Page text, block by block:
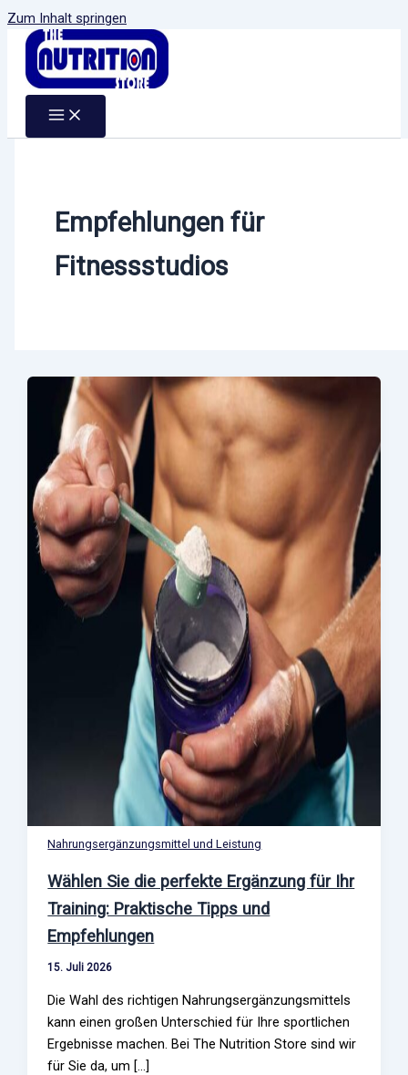
Zum Inhalt springen
Empfehlungen für
Fitnessstudios
Nahrungsergänzungsmittel und Leistung
Wählen Sie die perfekte Ergänzung für Ihr
Training: Praktische Tipps und
Empfehlungen
15. Juli 2026
Die Wahl des richtigen Nahrungsergänzungsmittels
kann einen großen Unterschied für Ihre sportlichen
Ergebnisse machen. Bei The Nutrition Store sind wir
für Sie da, um […]